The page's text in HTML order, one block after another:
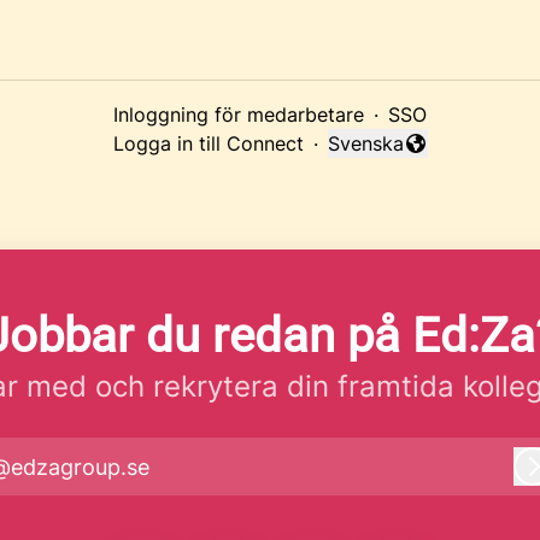
Inloggning för medarbetare · SSO
Logga in till Connect ·
Byt språk
Svenska
du redan på
med och rekrytera din framtida